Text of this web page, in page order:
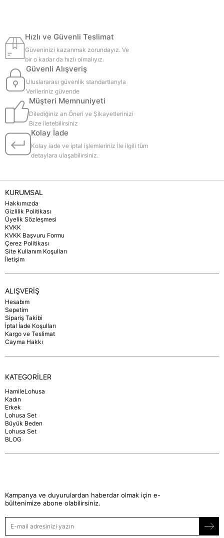
Hızlı ve Güvenli Teslimat
Güveninizi kazanmak zorundayız. Ve
bir o kadar da hızlı olmalıyız.
Güvenli Alışveriş
Uluslararası güvenlik standartlarıyla
Verileriniz güvende
Müşteri Memnuniyeti
Dilediğiniz an Öneri ve Şikayetlerinizi
Bize iletebilirsiniz
Kolay İade
Kolay iade ve iptal işlemleriniz İle ilgili tüm
detaylara ulaşabilirsiniz.
KURUMSAL
Hakkımızda
Gizlilik Politikası
Üyelik Sözleşmesi
KVKK
KVKK Başvuru Formu
Çerez Politikası
Site Kullanım Koşulları
İletişim
ALIŞVERİŞ
Hesabım
Sepetim
Sipariş Takibi
İptal İade Koşulları
Kargo ve Teslimat
Cayma Hakkı
KATEGORİLER
HamileLohusa
Kadın
Erkek
Lohusa Set
Büyük Beden
Lohusa Set
BLOG
Kampanya ve duyurulardan haberdar olmak için e-
bültenimize abone olabilirsiniz.